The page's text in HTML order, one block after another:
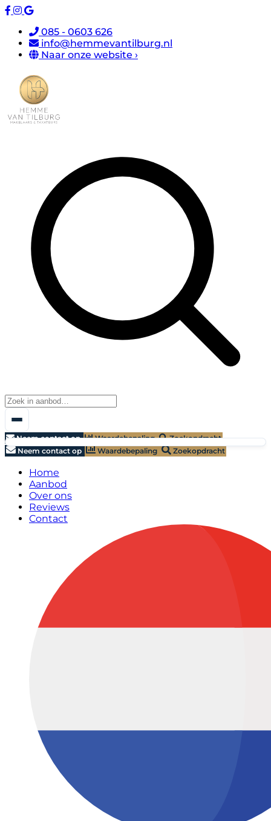
085 - 0603 626
info@hemmevantilburg.nl
Naar onze website ›
Neem contact op Waardebepaling
Zoekopdracht
Neem contact op
Waardebepaling Zoekopdracht
Home
Aanbod
Over ons
Reviews
Contact